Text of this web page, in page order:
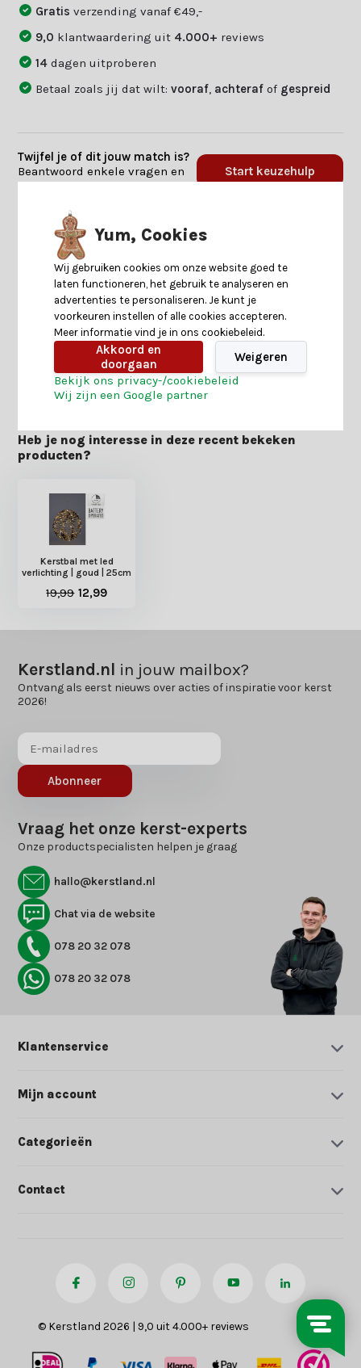
Gratisverzending vanaf €49,-
9,0 klantwaardering uit 4.000+ reviews
14dagen uitproberen
Betaal zoals jij dat wilt:vooraf achteraf of gespreid
Twijfel je of dit jouw match is?
Beantwoord enkele vragen en
we vinden jouw match.
Start keuzehulp
Productomschrijving
Specificaties
Reviews
Heb je nog interesse in deze recent bekeken
producten?
Kerstbal met led
verlichting | goud | 25cm
19,99 12,99
Kerstland.nl in jouw mailbox?
Ontvang als eerst nieuws over acties of inspiratie voor kerst
2026!
Abonneer
Vraag het onze kerst-experts
Onze productspecialisten helpen je graag
hallo@kerstland.nl
Chat via de website
078 20 32 078
078 20 32 078
Klantenservice
Mijn account
Categorieën
Contact
© Kerstland 2026 | 9,0 uit 4.000+ reviews
Yum, Cookies
Wij gebruiken cookies om onze website goed te
laten functioneren, het gebruik te analyseren en
advertenties te personaliseren. Je kunt je
voorkeuren instellen of alle cookies accepteren.
Meer informatie vind je in ons cookiebeleid.
Akkoord en
doorgaan
Weigeren
Bekijk ons privacy-/cookiebeleid
Wij zijn een Google partner